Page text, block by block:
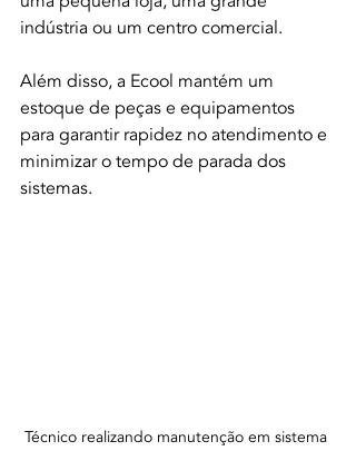
indústria ou um centro comercial.
Além disso, a Ecool mantém um
estoque de peças e equipamentos
para garantir rapidez no atendimento e
minimizar o tempo de parada dos
sistemas.
Técnico realizando manutenção em sistema